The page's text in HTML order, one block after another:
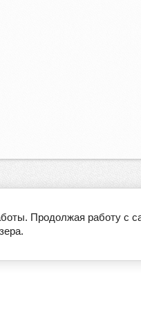
Продолжая работу с